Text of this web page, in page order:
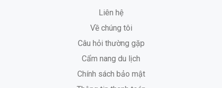
Liên hệ
Về chúng tôi
Câu hỏi thường gặp
Cẩm nang du lịch
Chính sách bảo mật